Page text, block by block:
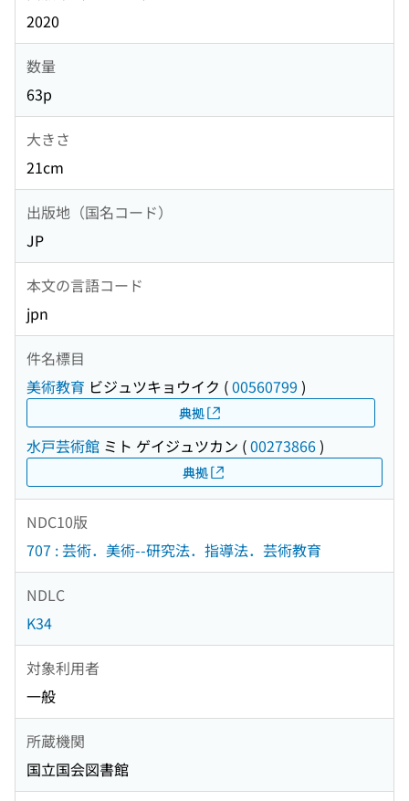
2020
数量
63p
大きさ
21cm
出版地（国名コード）
JP
本文の言語コード
jpn
件名標目
美術教育 ビジュツキョウイク (00560799 )
典拠
水戸芸術館 ミト ゲイジュツカン (00273866)
典拠
NDC10版
707 : 芸術．美術--研究法．指導法．芸術教育
NDLC
K34
対象利用者
一般
所蔵機関
国立国会図書館